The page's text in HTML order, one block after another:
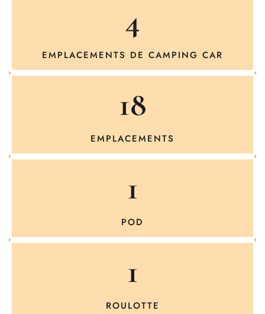
EMPLACEMENTS DE CAMPING CAR
4
EMPLACEMENTS
18
POD
1
ROULOTTE
1